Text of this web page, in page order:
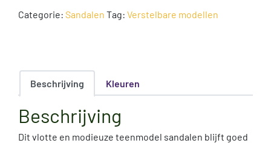
Categorie: Sandalen Tag: Verstelbare modellen
Beschrijving Kleuren
Beschrijving
Dit vlotte en modieuze teenmodel sandalen blijft goed